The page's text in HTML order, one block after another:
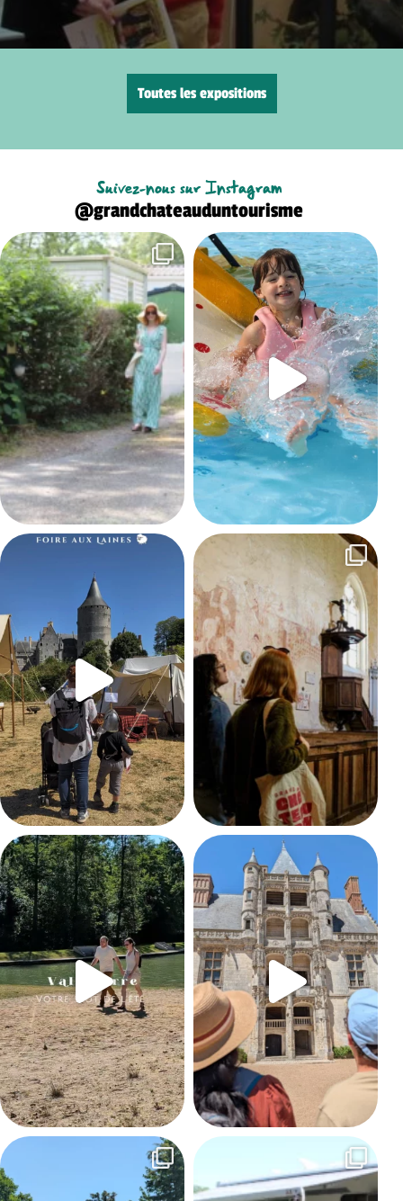
Toutes les expositions
Suivez-nous sur Instagram
@grandchateauduntourisme